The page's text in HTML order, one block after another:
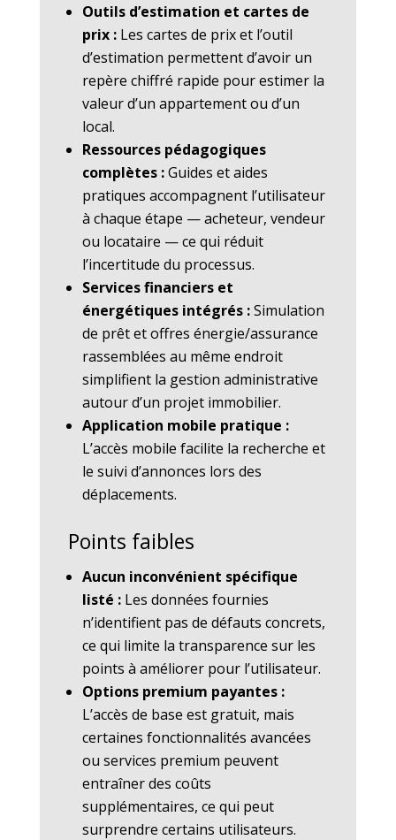
Outils d’estimation et cartes de
prix :Les cartes de prix et l’outil
d’estimation permettent d’avoir un
repère chiffré rapide pour estimer la
valeur d’un appartement ou d’un
local.
Ressources pédagogiques
complètes :Guides et aides
pratiques accompagnent l’utilisateur
à chaque étape — acheteur, vendeur
ou locataire — ce qui réduit
l’incertitude du processus.
Services financiers et
énergétiques intégrés :Simulation
de prêt et offres énergie/assurance
rassemblées au même endroit
simplifient la gestion administrative
autour d’un projet immobilier.
Application mobile pratique :
L’accès mobile facilite la recherche et
le suivi d’annonces lors des
déplacements.
Points faibles
Aucun inconvénient spécifique
listé :Les données fournies
n’identifient pas de défauts concrets,
ce qui limite la transparence sur les
points à améliorer pour l’utilisateur.
Options premium payantes :
L’accès de base est gratuit, mais
certaines fonctionnalités avancées
ou services premium peuvent
entraîner des coûts
supplémentaires, ce qui peut
surprendre certains utilisateurs.